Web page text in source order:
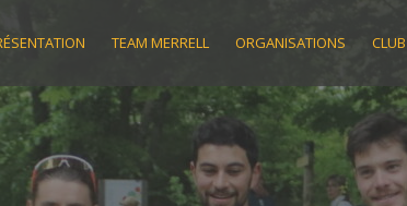
TEAM MERRELL ORGANISATIONS CLUB